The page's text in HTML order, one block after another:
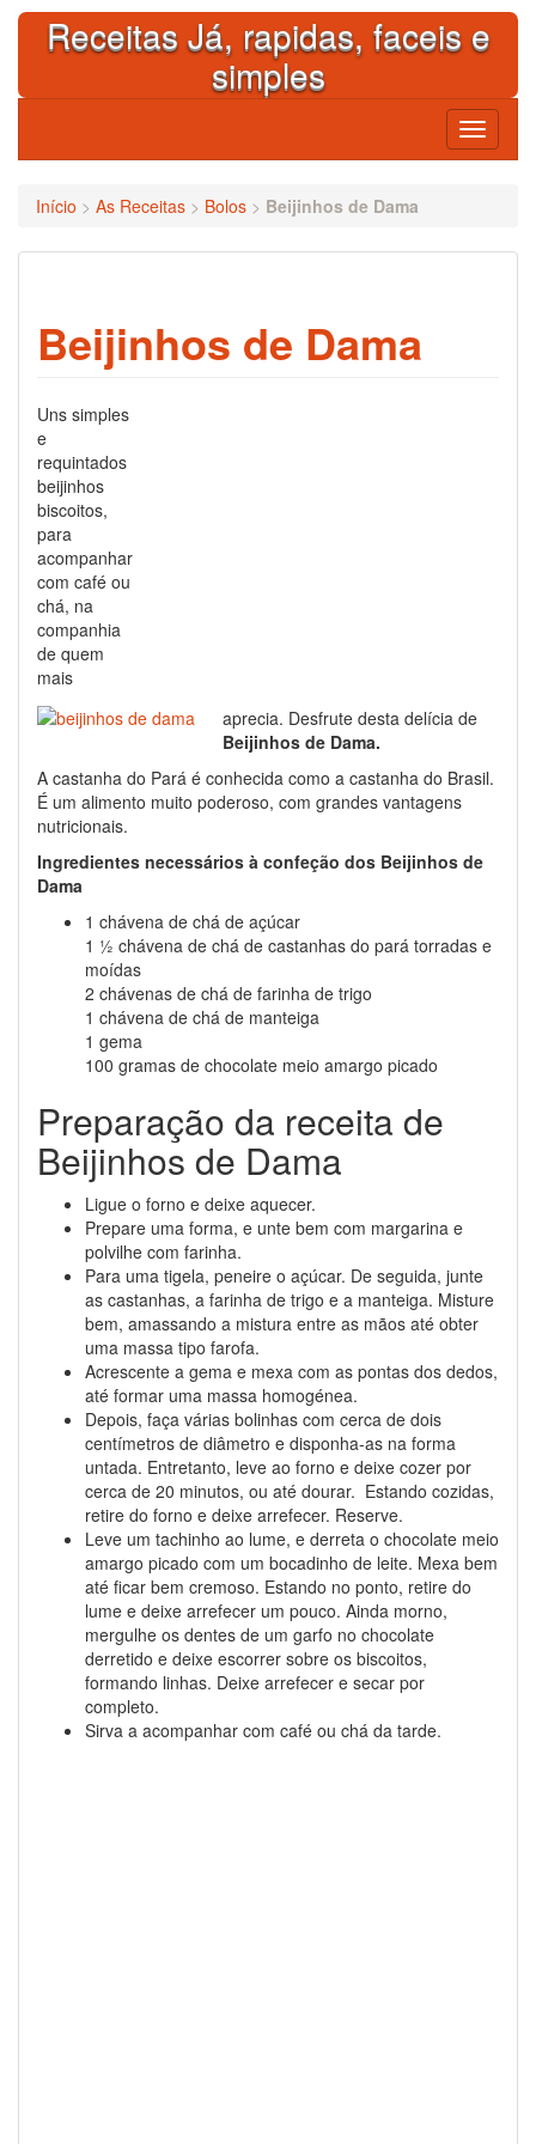
Skip
contentReceitas Já, rapidas, faceis e
simples
Toggle
Início > As Receitas > Bolos > Beijinhos de Dama
Beijinhos de Dama
Uns simples
e
requintados
beijinhos
biscoitos,
para
acompanhar
com café ou
chá, na
companhia
de quem
mais
aprecia. Desfrute desta delícia de
Beijinhos de Dama.
A castanha do Pará é conhecida como a castanha do Brasil.
É um alimento muito poderoso, com grandes vantagens
nutricionais.
Ingredientes necessários à confeção dos Beijinhos de
Dama
1 chávena de chá de açúcar
1 ½ chávena de chá de castanhas do pará torradas e
moídas
2 chávenas de chá de farinha de trigo
1 chávena de chá de manteiga
1 gema
100 gramas de chocolate meio amargo picado
Preparação da receita de
Beijinhos de Dama
Ligue o forno e deixe aquecer.
Prepare uma forma, e unte bem com margarina e
polvilhe com farinha.
Para uma tigela, peneire o açúcar. De seguida, junte
as castanhas, a farinha de trigo e a manteiga. Misture
bem, amassando a mistura entre as mãos até obter
uma massa tipo farofa.
Acrescente a gema e mexa com as pontas dos dedos,
até formar uma massa homogénea.
Depois, faça várias bolinhas com cerca de dois
centímetros de diâmetro e disponha-as na forma
untada. Entretanto, leve ao forno e deixe cozer por
cerca de 20 minutos, ou até dourar. Estando cozidas,
retire do forno e deixe arrefecer. Reserve.
Leve um tachinho ao lume, e derreta o chocolate meio
amargo picado com um bocadinho de leite. Mexa bem
até ficar bem cremoso. Estando no ponto, retire do
lume e deixe arrefecer um pouco. Ainda morno,
mergulhe os dentes de um garfo no chocolate
derretido e deixe escorrer sobre os biscoitos,
formando linhas. Deixe arrefecer e secar por
completo.
Sirva a acompanhar com café ou chá da tarde.